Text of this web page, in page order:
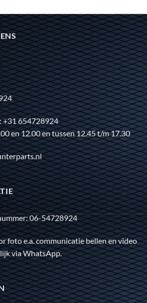
+31 654728924
en 12.00 en tussen 12.45 t/m 17.30
06-54728924
foto e.a. communicatie bellen en video
via WhatsApp.